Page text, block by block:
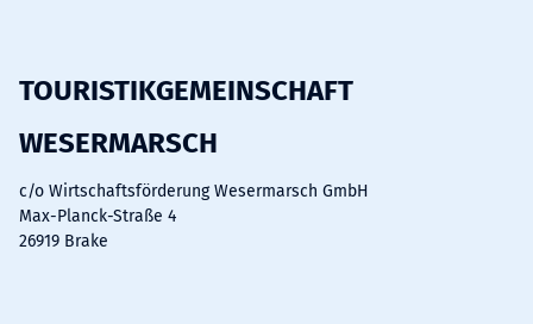
b
o
k
u
e
a
r
a
TOURISTIKGEMEINSCHAFT
WESERMARSCH
c/o Wirtschaftsförderung Wesermarsch GmbH
Max-Planck-Straße 4
26919 Brake